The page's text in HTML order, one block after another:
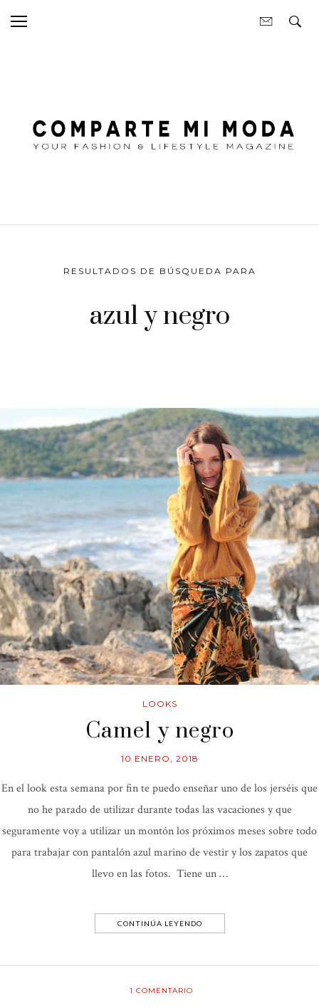
RESULTADOS DE BÚSQUEDA PARA
azul y negro
LOOKS
Camel y negro
10 ENERO, 2018
En el look esta semana por fin te puedo enseñar uno de los jerséis que
no he parado de utilizar durante todas las vacaciones y que
seguramente voy a utilizar un montón los próximos meses sobre todo
para trabajar con pantalón azul marino de vestir y los zapatos que
llevo en las fotos. Tiene un …
CONTINÚA LEYENDO
1 COMENTARIO